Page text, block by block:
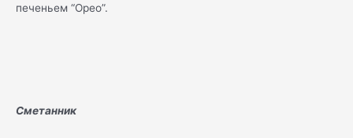
печеньем “Орео”.
Сметанник